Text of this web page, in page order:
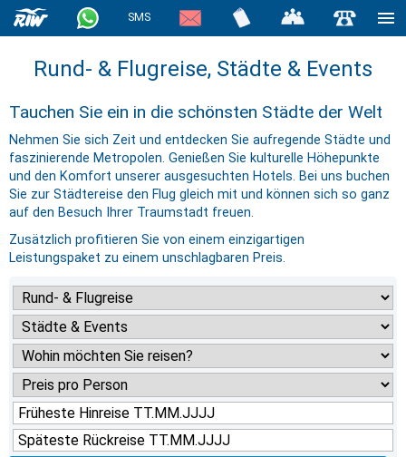
SMS
Rund- & Flugreise, Städte & Events
Tauchen Sie ein in die schönsten Städte der Welt
Nehmen Sie sich Zeit und entdecken Sie aufregende Städte und
faszinierende Metropolen. Genießen Sie kulturelle Höhepunkte
und den Komfort unserer ausgesuchten Hotels. Bei uns buchen
Sie zur Städtereise den Flug gleich mit und können sich so ganz
auf den Besuch Ihrer Traumstadt freuen.
Zusätzlich profitieren Sie von einem einzigartigen
Leistungspaket zu einem unschlagbaren Preis.